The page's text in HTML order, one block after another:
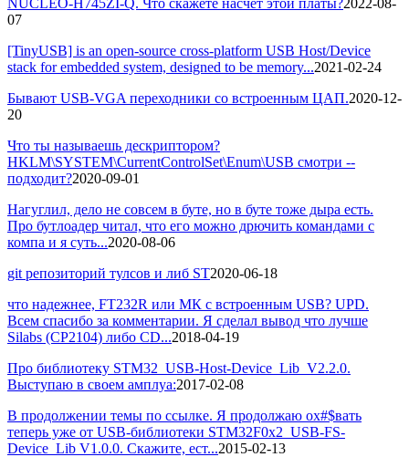
07
[TinyUSB] is an open-source cross-platform USB Host/Device
stack for embedded system, designed to be memory...2021-02-24
Бывают USB-VGA переходники со встроенным ЦАП.2020-12-
20
Что ты называешь дескриптором?
HKLM\SYSTEM\CurrentControlSet\Enum\USB смотри --
подходит?2020-09-01
Нагуглил, дело не совсем в буте, но в буте тоже дыра есть.
Про бутлоадер читал, что его можно дрючить командами с
компа и я суть...2020-08-06
git репозиторий тулсов и либ ST2020-06-18
что надежнее, FT232R или МК с встроенным USB? UPD.
Всем спасибо за комментарии. Я сделал вывод что лучше
Silabs (CP2104) либо CD...2018-04-19
Про библиотеку STM32_USB-Host-Device_Lib_V2.2.0.
Выступаю в своем амплуа:2017-02-08
В продолжении темы по ссылке. Я продолжаю ох#$вать
теперь уже от USB-библиотеки STM32F0x2_USB-FS-
Device_Lib V1.0.0. Скажите, ест...2015-02-13